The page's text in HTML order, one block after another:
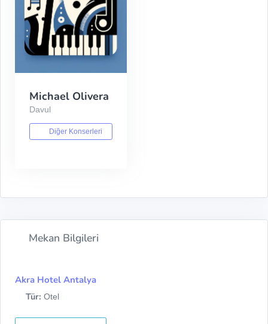
Michael Olivera
Davul
Diğer Konserleri
Mekan Bilgileri
Akra Hotel Antalya
Tür: Otel